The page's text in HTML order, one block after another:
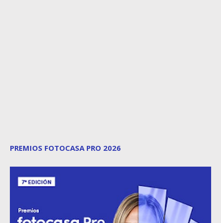
PREMIOS FOTOCASA PRO 2026